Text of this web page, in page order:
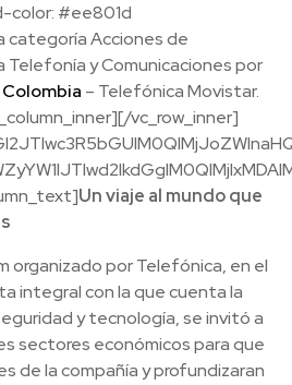
color: #ee801d
categoría Acciones de
Telefonía y Comunicaciones por
– Telefónica Movistar.
vc_row_inner]
Un viaje al mundo que
organizado por Telefónica, en el
integral con la que cuenta la
y tecnología, se invitó a
sectores económicos para que
de la compañía y profundizaran